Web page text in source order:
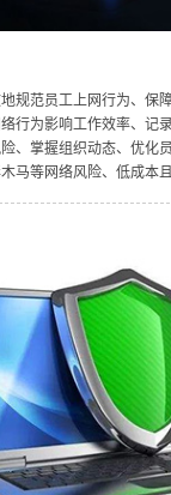
规范员工上网行为、保
行为影响工作效率、记
、掌握组织动态、优化
马等网络风险、低成本